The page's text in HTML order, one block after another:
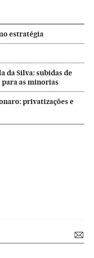
estratégia
da Silva: subidas de
as minorias
privatizações e